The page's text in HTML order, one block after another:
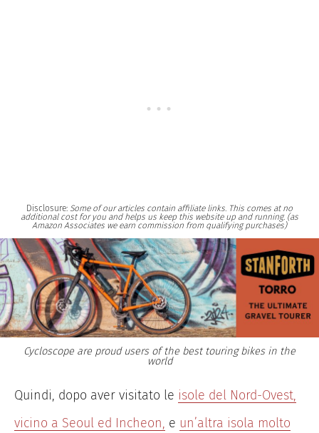
Disclosure: Some of our articles contain affiliate links. This comes at no
additional cost for you and helps us keep this website up and running. (as
Amazon Associates we earn commission from qualifying purchases)
Cycloscope are proud users of the best touring bikes in the
world
Quindi, dopo aver visitato le isole del Nord-Ovest,
vicino a Seoul ed Incheon, e un’altra isola molto